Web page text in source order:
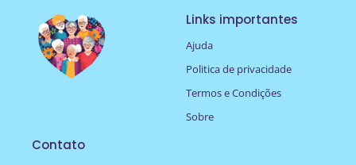
Links importantes
Ajuda
Politica de privacidade
Termos e Condições
Sobre
Contato